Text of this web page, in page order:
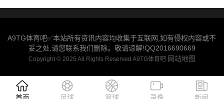
A9TG体育吧✅本站所有资讯内容均收集于互联网,如有侵权内容或不
妥之处,请您联系我们删除。敬请谅解!QQ2016690669
Copyright © 2025 All Rights Reserved A9TG体育吧 网站地图